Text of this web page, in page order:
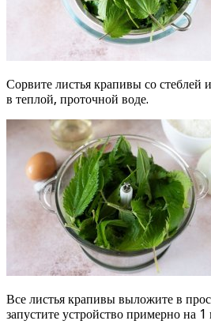
Сорвите листья крапивы со стеблей
в теплой, проточной воде.
Все листья крапивы выложите в
запустите устройство примерно на 1